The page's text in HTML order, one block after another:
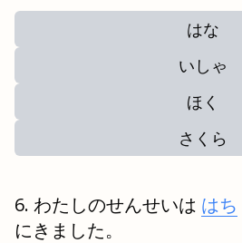
はな
いしゃ
ほく
さくら
わたしのせんせいは はち
にきました。